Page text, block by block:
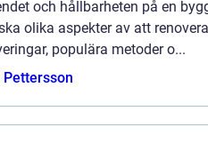
och hållbarheten på en
olika aspekter av att
populära metoder o...